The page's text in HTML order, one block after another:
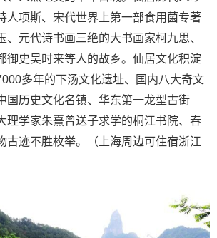
人项斯、宋代世界上第一部食用菌专著
、元代诗书画三绝的大书画家柯九思、
御史吴时来等人的故乡。仙居文化积淀
多年的下汤文化遗址、国内八大奇文
历史文化名镇、华东第一龙型古街
学家朱熹曾送子求学的桐江书院、春
古迹不胜枚举。（上海周边可住宿浙江